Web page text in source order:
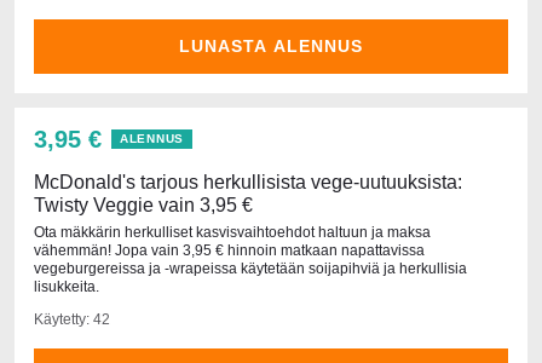
LUNASTA ALENNUS
3,95 € ALENNUS
McDonald's tarjous herkullisista vege-uutuuksista:
Twisty Veggie vain 3,95 €
Ota mäkkärin herkulliset kasvisvaihtoehdot haltuun ja maksa
vähemmän! Jopa vain 3,95 € hinnoin matkaan napattavissa
vegeburgereissa ja -wrapeissa käytetään soijapihviä ja herkullisia
lisukkeita.
Käytetty: 42